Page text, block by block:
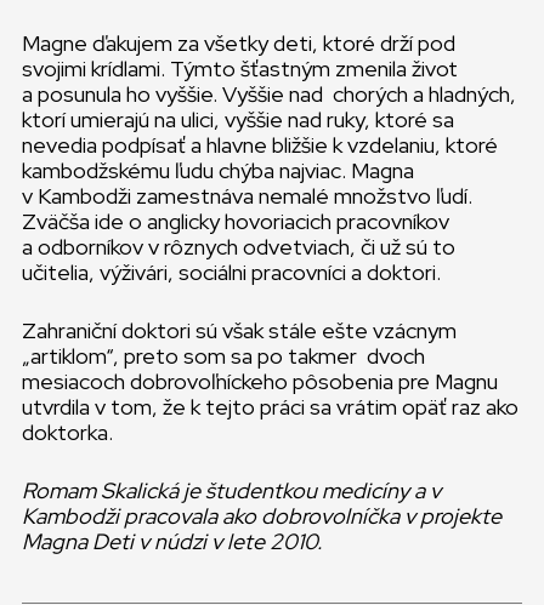
Magne ďakujem za všetky deti, ktoré drží pod
svojimi krídlami. Týmto šťastným zmenila život
a posunula ho vyššie. Vyššie nad chorých a hladných,
ktorí umierajú na ulici, vyššie nad ruky, ktoré sa
nevedia podpísať a hlavne bližšie k vzdelaniu, ktoré
kambodžskému ľudu chýba najviac. Magna
v Kambodži zamestnáva nemalé množstvo ľudí.
Zväčša ide o anglicky hovoriacich pracovníkov
a odborníkov v rôznych odvetviach, či už sú to
učitelia, výživári, sociálni pracovníci a doktori.
Zahraniční doktori sú však stále ešte vzácnym
„artiklom“, preto som sa po takmer dvoch
mesiacoch dobrovoľníckeho pôsobenia pre Magnu
utvrdila v tom, že k tejto práci sa vrátim opäť raz ako
doktorka.
Romam Skalická je študentkou medicíny a v
Kambodži pracovala ako dobrovolníčka v projekte
Magna Deti v núdzi v lete 2010.